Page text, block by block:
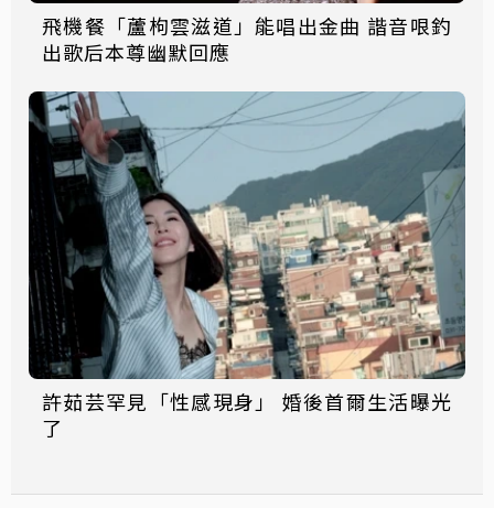
飛機餐「蘆枸雲滋道」能唱出金曲 諧音哏釣
出歌后本尊幽默回應
許茹芸罕見「性感現身」 婚後首爾生活曝光
了